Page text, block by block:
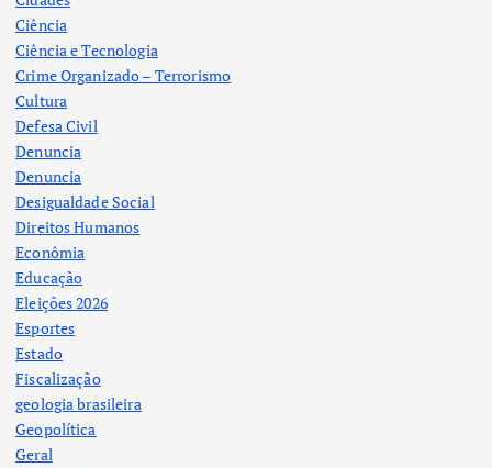
Ciência
Ciência e Tecnologia
Crime Organizado – Terrorismo
Cultura
Defesa Civil
Denuncia
Denuncia
Desigualdade Social
Direitos Humanos
Econômia
Educação
Eleições 2026
Esportes
Estado
Fiscalização
geologia brasileira
Geopolítica
Geral